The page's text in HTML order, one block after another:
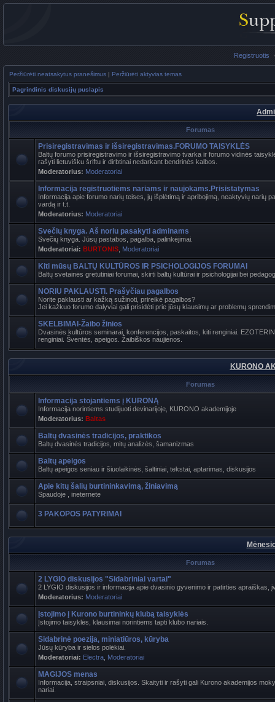
Registruotis
Peržiūrėti neatsakytus pranešimus | Peržiūrėti aktyvias temas
Pagrindinis diskusijų puslapis
Forumas
Prisiregistravimas ir išsiregistravimas.FORUMO TAISYKLĖS
Baltų forumo prisiregistravimo ir išsiregistravimo tvarka ir forumo vidinės
rašyti lietuvišku šriftu ir dirbtinai nedarkant bendrinės kalbos.
Moderatorius: Moderatoriai
Informacija registruotiems nariams ir naujokams.Prisistatymas
Informacija apie forumo narių teises, jų išplėtimą ir apribojimą, neaktyvių narių
vardą ir t.t.
Moderatorius: Moderatoriai
Svečių knyga. Aš noriu pasakyti adminams
Svečių knyga. Jūsų pastabos, pagalba, palinkėjimai.
Moderatoriai: BURTONIS Moderatoriai
Kiti mūsų BALTŲ KULTŪROS IR PSICHOLOGIJOS FORUMAI
Baltų svetainės gretutiniai forumai, skirti baltų kultūrai ir psichologijai bei
NORIU PAKLAUSTI. Prašyčiau pagalbos
Norite paklausti ar kažką sužinoti, prireikė pagalbos?
Jei kažkuo forumo dalyviai gali prisidėti prie jūsų klausimų ar problemų
SKELBIMAI-Žaibo žinios
Dvasinės kultūros seminarai, konferencijos, paskaitos, kiti renginiai.
renginiai. Šventės, apeigos. Žaibiškos naujienos.
KURONO
Forumas
Informacija stojantiems į KURONĄ
Informacija norintiems studijuoti devinarijoje, KURONO akademijoje
Moderatorius: Baltas
Baltų dvasinės tradicijos, praktikos
Baltų dvasinės tradicijos, mitų analizės, šamanizmas
Baltų apeigos
Baltų apeigos seniau ir šiuolaikinės, šaltiniai, tekstai, aptarimas, diskusijos
Apie kitų šalių burtininkavimą, žiniavimą
Spaudoje , ineternete
3 PAKOPOS PATYRIMAI
Forumas
2 LYGIO diskusijos "Sidabriniai vartai"
2 LYGIO diskusijos ir informacija apie dvasinio gyvenimo ir patirties apraiškas,
Moderatorius: Moderatoriai
Įstojimo į Kurono burtininkų klubą taisyklės
Įstojimo taisyklės, klausimai norintiems tapti klubo nariais.
Sidabrinė poezija, miniatiūros, kūryba
Jūsų kūryba ir sielos polėkiai.
Moderatoriai: Electra Moderatoriai
MAGIJOS menas
Informacija, straipsniai, diskusijos. Skaityti ir rašyti gali Kurono akademijos
nariai.